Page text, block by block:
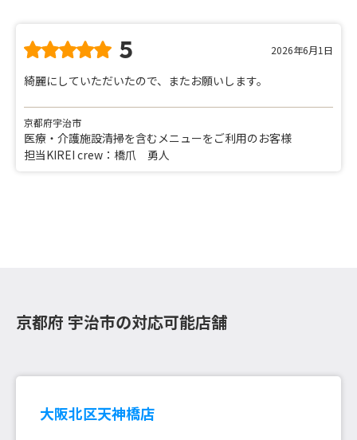
5 2026年6月1日
綺麗にしていただいたので、またお願いします。
京都府宇治市
医療・介護施設清掃を含むメニューをご利用のお客様
担当KIREI crew：橋爪 勇人
京都府 宇治市の対応可能店舗
大阪北区天神橋店